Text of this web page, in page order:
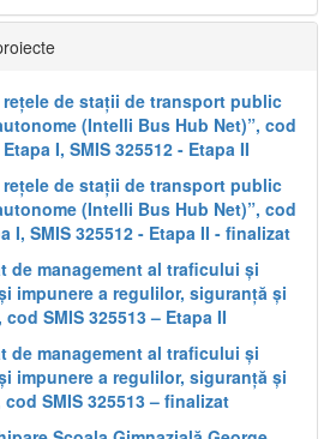
rețele de stații de transport public
(Intelli Bus Hub Net)”, cod
I, SMIS 325512 - Etapa II
rețele de stații de transport public
(Intelli Bus Hub Net)”, cod
I, SMIS 325512 - Etapa II - finalizat
de management al traficului și
impunere a regulilor, siguranță și
SMIS 325513 – Etapa II
de management al traficului și
impunere a regulilor, siguranță și
SMIS 325513 – finalizat